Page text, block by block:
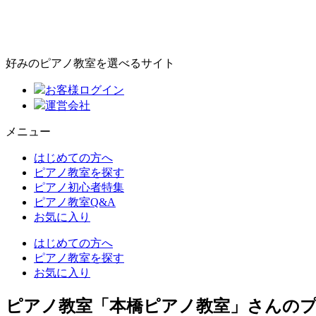
好みのピアノ教室を選べるサイト
お客様ログイン
運営会社
メニュー
はじめての方へ
ピアノ教室を探す
ピアノ初心者特集
ピアノ教室Q&A
お気に入り
はじめての方へ
ピアノ教室を探す
お気に入り
ピアノ教室「本橋ピアノ教室」さんの